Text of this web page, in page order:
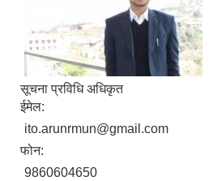
सूचना प्रविधि अधिकृत
ईमेल:
ito.arunrmun@gmail.com
फोन:
9860604650